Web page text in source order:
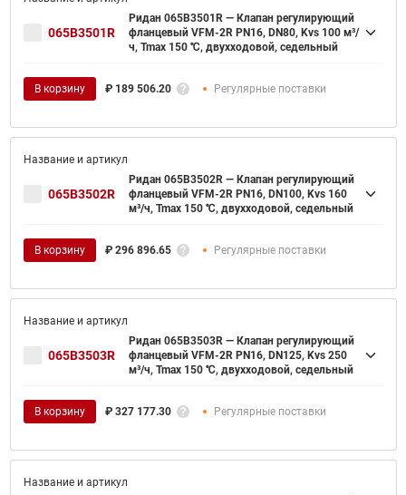
065B3501R
Ридан 065B3501R — Клапан регулирующий
фланцевый VFM-2R PN16, DN80, Kvs 100 м³/
ч, Tmax 150 ℃, двухходовой, седельный
В корзину ₽ 189 506.20 Регулярные поставки
065B3502R
Ридан 065B3502R — Клапан регулирующий
фланцевый VFM-2R PN16, DN100, Kvs 160
м³/ч, Tmax 150 ℃, двухходовой, седельный
В корзину ₽ 296 896.65 Регулярные поставки
065B3503R
Ридан 065B3503R — Клапан регулирующий
фланцевый VFM-2R PN16, DN125, Kvs 250
м³/ч, Tmax 150 ℃, двухходовой, седельный
В корзину ₽ 327 177.30 Регулярные поставки